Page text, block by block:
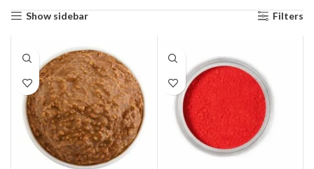
Show sidebar Filters